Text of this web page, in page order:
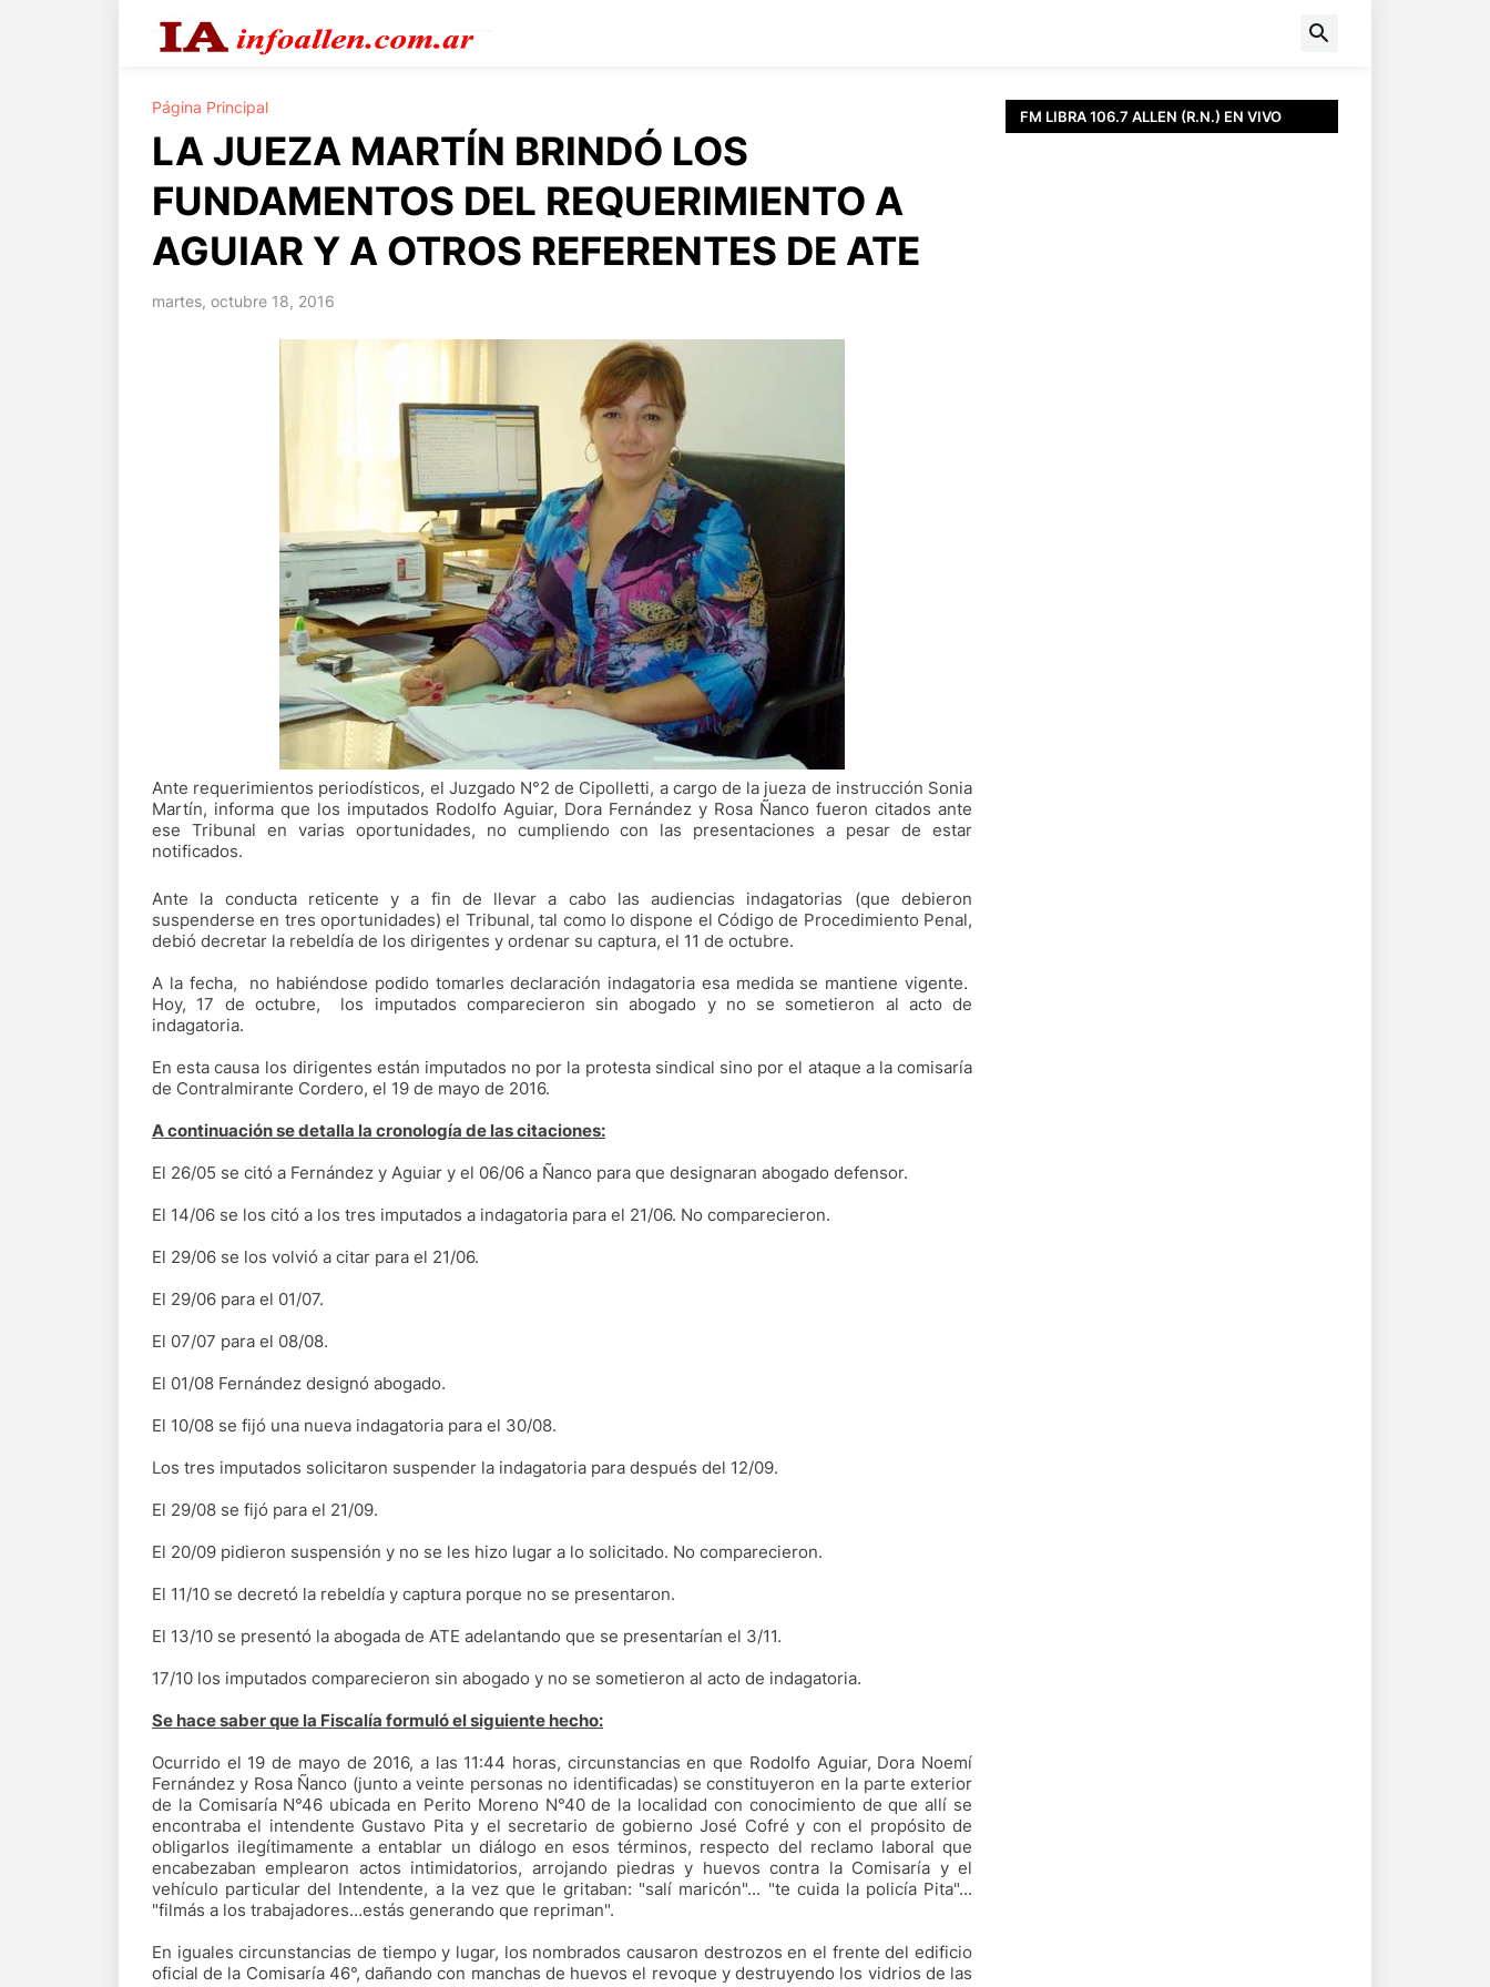
Página Principal
LA JUEZA MARTÍN BRINDÓ LOS
FUNDAMENTOS DEL REQUERIMIENTO A
AGUIAR Y A OTROS REFERENTES DE ATE
martes, octubre 18, 2016
Ante requerimientos periodísticos, el Juzgado N°2 de Cipolletti, a cargo de la jueza de instrucción Sonia
Martín, informa que los imputados Rodolfo Aguiar, Dora Fernández y Rosa Ñanco fueron citados ante
ese Tribunal en varias oportunidades, no cumpliendo con las presentaciones a pesar de estar
notificados.
Ante la conducta reticente y a fin de llevar a cabo las audiencias indagatorias (que debieron
suspenderse en tres oportunidades) el Tribunal, tal como lo dispone el Código de Procedimiento Penal,
debió decretar la rebeldía de los dirigentes y ordenar su captura, el 11 de octubre.
A la fecha, no habiéndose podido tomarles declaración indagatoria esa medida se mantiene vigente.
Hoy, 17 de octubre, los imputados comparecieron sin abogado y no se sometieron al acto de
indagatoria.
En esta causa los dirigentes están imputados no por la protesta sindical sino por el ataque a la comisaría
de Contralmirante Cordero, el 19 de mayo de 2016.
A continuación se detalla la cronología de las citaciones:
El 26/05 se citó a Fernández y Aguiar y el 06/06 a Ñanco para que designaran abogado defensor.
El 14/06 se los citó a los tres imputados a indagatoria para el 21/06. No comparecieron.
El 29/06 se los volvió a citar para el 21/06.
El 29/06 para el 01/07.
El 07/07 para el 08/08.
El 01/08 Fernández designó abogado.
El 10/08 se fijó una nueva indagatoria para el 30/08.
Los tres imputados solicitaron suspender la indagatoria para después del 12/09.
El 29/08 se fijó para el 21/09.
El 20/09 pidieron suspensión y no se les hizo lugar a lo solicitado. No comparecieron.
El 11/10 se decretó la rebeldía y captura porque no se presentaron.
El 13/10 se presentó la abogada de ATE adelantando que se presentarían el 3/11.
17/10 los imputados comparecieron sin abogado y no se sometieron al acto de indagatoria.
Se hace saber que la Fiscalía formuló el siguiente hecho:
Ocurrido el 19 de mayo de 2016, a las 11:44 horas, circunstancias en que Rodolfo Aguiar, Dora Noemí
Fernández y Rosa Ñanco (junto a veinte personas no identificadas) se constituyeron en la parte exterior
de la Comisaría N°46 ubicada en Perito Moreno N°40 de la localidad con conocimiento de que allí se
encontraba el intendente Gustavo Pita y el secretario de gobierno José Cofré y con el propósito de
obligarlos ilegítimamente a entablar un diálogo en esos términos, respecto del reclamo laboral que
encabezaban emplearon actos intimidatorios, arrojando piedras y huevos contra la Comisaría y el
vehículo particular del Intendente, a la vez que le gritaban: "salí maricón"... "te cuida la policía Pita"...
"filmás a los trabajadores…estás generando que repriman".
En iguales circunstancias de tiempo y lugar, los nombrados causaron destrozos en el frente del edificio
oficial de la Comisaría 46°, dañando con manchas de huevos el revoque y destruyendo los vidrios de las
FM LIBRA 106.7 ALLEN (R.N.) EN VIVO